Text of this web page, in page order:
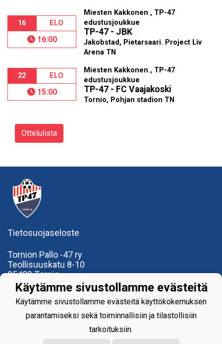
16 ELO
16:00
Miesten Kakkonen , TP-47
edustusjoukkue
TP-47 - JBK
Jakobstad, Pietarsaari. Project Liv
Arena TN
22 ELO
15:00
Miesten Kakkonen , TP-47
edustusjoukkue
TP-47 - FC Vaajakoski
Tornio, Pohjan stadion TN
Ottelulista
Tietosuojaseloste
Tornion Pallo -47 ry
Teollisuuskatu 8-10
95420 Tornio
+35840591 9275
office@tp47.com
Käytämme sivustollamme evästeitä
Käytämme sivustollamme evästeitä käyttökokemuksen
parantamiseksi sekä toiminnallisiin ja tilastollisiin
tarkoituksiin.